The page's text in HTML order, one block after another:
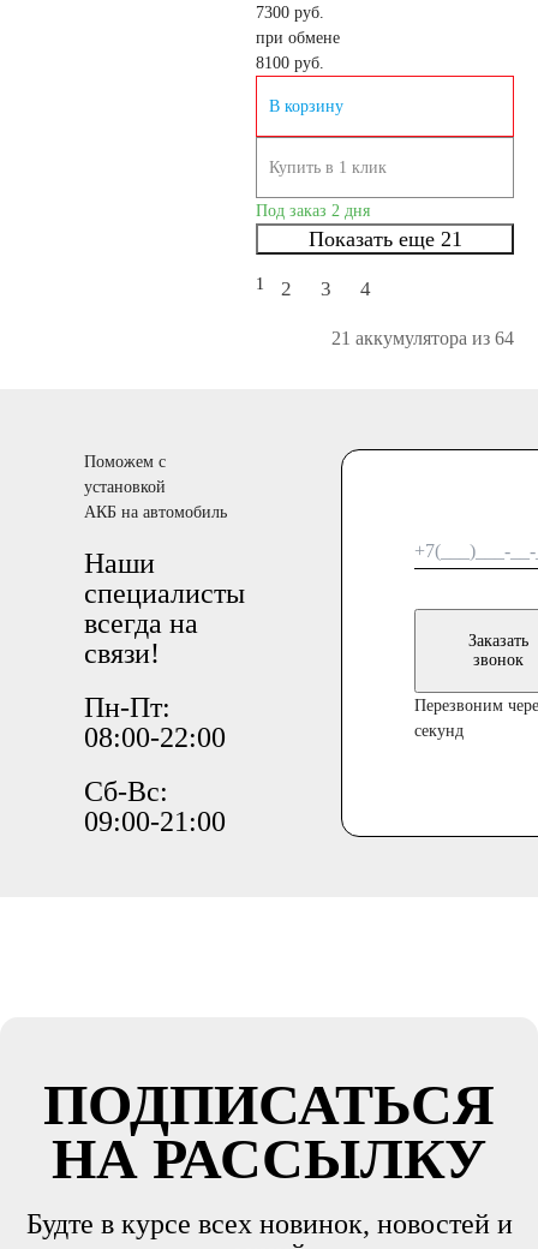
7300 руб.
при обмене
8100 руб.
В корзину
Купить в 1 клик
Под заказ 2 дня
Показать еще 21
1 2 3 4
21 аккумулятора из 64
Поможем с
установкой
АКБ на автомобиль
Наши
специалисты
всегда на
связи!
Пн-Пт:
08:00-22:00
Сб-Вс:
09:00-21:00
Заказать
звонок
Перезвоним
секунд
ПОДПИСАТЬСЯ
НА РАССЫЛКУ
Будте в курсе всех новинок, новостей и